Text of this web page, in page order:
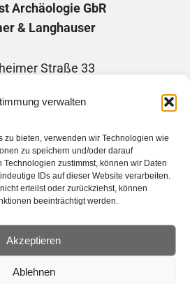
verwalten
zu bieten, verwenden wir Technologien wie
zu speichern und/oder darauf
zustimmst, können wir Daten
IDs auf dieser Website verarbeiten.
erteilst oder zurückziehst, können
beeinträchtigt werden.
Akzeptieren
Ablehnen
Archäologie GbR
& Langhauser
Straße 33
archaeologie.de
Datenschutzerklärung
|Cockie-Richtlinie
| Member´s area